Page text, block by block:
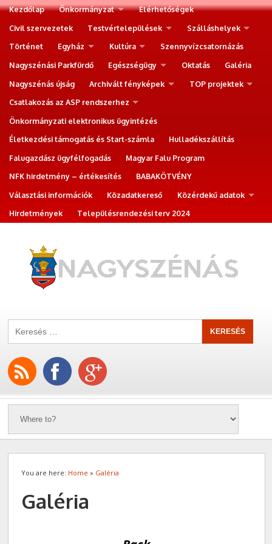
Kezdőlap Önkormányzat
Elérhetőségek
Civil szervezetek
Testvértelepülések
Szálláshelyek
Történet
Egyház Kultúra
Szennyvízcsatornázás
Nagyszénási Parkfürdő
Egészségügy Oktatás
Galéria
Nagyszénás újság
Archivált fényképek
TOP projektek
Csatlakozás az ASP rendszerhez
Önkormányzati elektronikus ügyintézés
Életkezdési támogatás és Start-számla
Hulladékszállítás
Falugazdász ügyfélfogadás
Magyar Falu Program
NFK hirdetmény – értékesítés
BABAKÖTVÉNY
Választási információk
Közadatkereső
Közérdekű adatok
Hirdetmények
Településrendezési terv 2024
You are here: Home » Galéria
Galéria